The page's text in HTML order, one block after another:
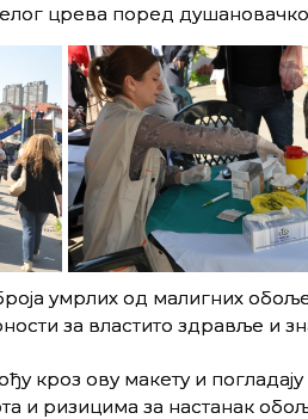
црева поред
умрлих од малигних
за властито здравље и
кроз ову макету и
и ризицима за настанак